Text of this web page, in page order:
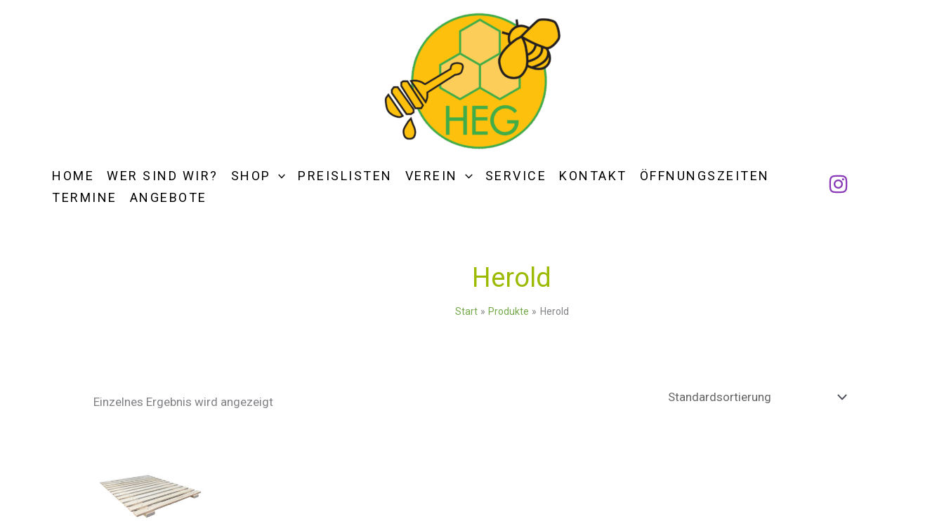
HOME WER SIND WIR? SHOP PREISLISTEN VEREIN SERVICE KONTAKT
ÖFFNUNGSZEITEN
TERMINE
ANGEBOTE
Herold
Start Produkte Herold
Einzelnes Ergebnis wird angezeigt